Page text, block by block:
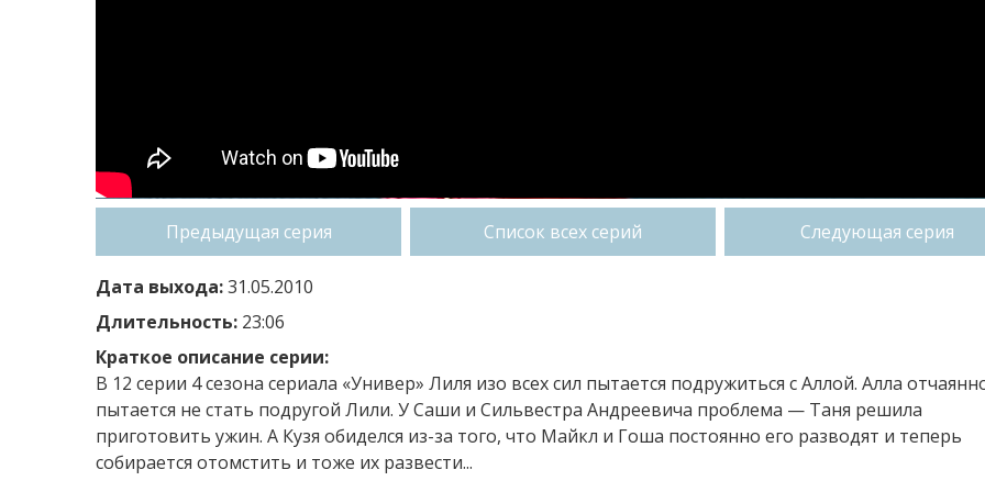
Предыдущая серия Список всех серий Следующая серия
Дата выхода:31.05.2010
Длительность: 23:06
Краткое описание серии:
В 12 серии 4 сезона сериала «Универ» Лиля изо всех сил пытается подружиться с Аллой. Алла
пытается не стать подругой Лили. У Саши и Сильвестра Андреевича проблема — Таня решила
приготовить ужин. А Кузя обиделся из-за того, что Майкл и Гоша постоянно его разводят и теперь
собирается отомстить и тоже их развести...